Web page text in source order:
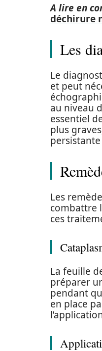
A lire en
déchirure
Les
Le
et peut
au niveau
essentiel
plus
Les
combattre
ces
La feuille
préparer
pendant
en place